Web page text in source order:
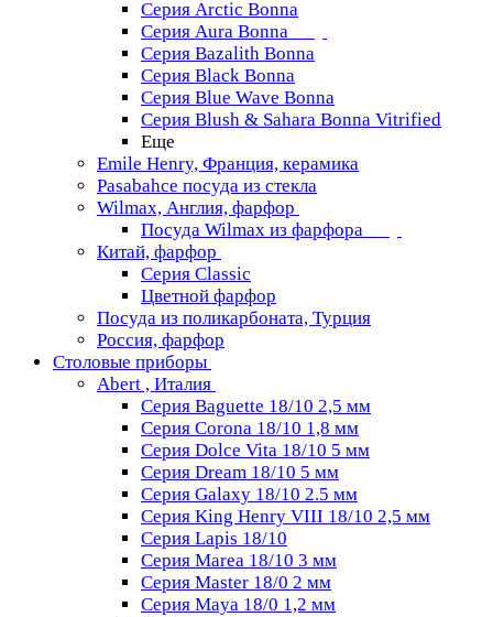
Серия Arctic Bonna
Серия Aura Bonna
Серия Bazalith Bonna
Серия Black Bonna
Серия Blue Wave Bonna
Серия Blush & Sahara Bonna Vitrified
Еще
Emile Henry, Франция, керамика
Pasabahce посуда из стекла
Wilmax, Англия, фарфор
Посуда Wilmax из фарфора
Китай, фарфор
Серия Classiс
Цветной фарфор
Посуда из поликарбоната, Турция
Россия, фарфор
Столовые приборы
Abert , Италия
Серия Baguette 18/10 2,5 мм
Серия Corona 18/10 1,8 мм
Серия Dolce Vita 18/10 5 мм
Серия Dream 18/10 5 мм
Серия Galaxy 18/10 2.5 мм
Серия King Henry VIII 18/10 2,5 мм
Серия Lapis 18/10
Серия Marea 18/10 3 мм
Серия Master 18/0 2 мм
Серия Maya 18/0 1,2 мм